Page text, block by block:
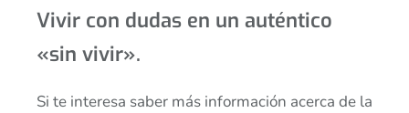
Vivir con dudas en un auténtico
«sin vivir».
Si te interesa saber más información acerca de la